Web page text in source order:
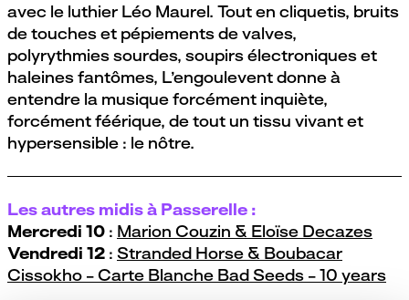
avec le luthier Léo Maurel. Tout en cliquetis, bruits
de touches et pépiements de valves,
polyrythmies sourdes, soupirs électroniques et
haleines fantômes, L’engoulevent donne à
entendre la musique forcément inquiète,
forcément féérique, de tout un tissu vivant et
hypersensible : le nôtre.
Les autres midis à Passerelle :
Mercredi 10 : Marion Couzin & Eloïse Decazes
Vendredi 12 : Stranded Horse & Boubacar
Cissokho - Carte Blanche Bad Seeds - 10 years